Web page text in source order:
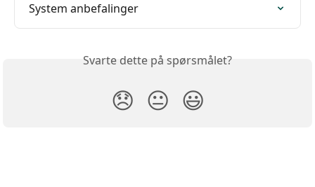
System anbefalinger
Svarte dette på spørsmålet?
😞 😐 😃